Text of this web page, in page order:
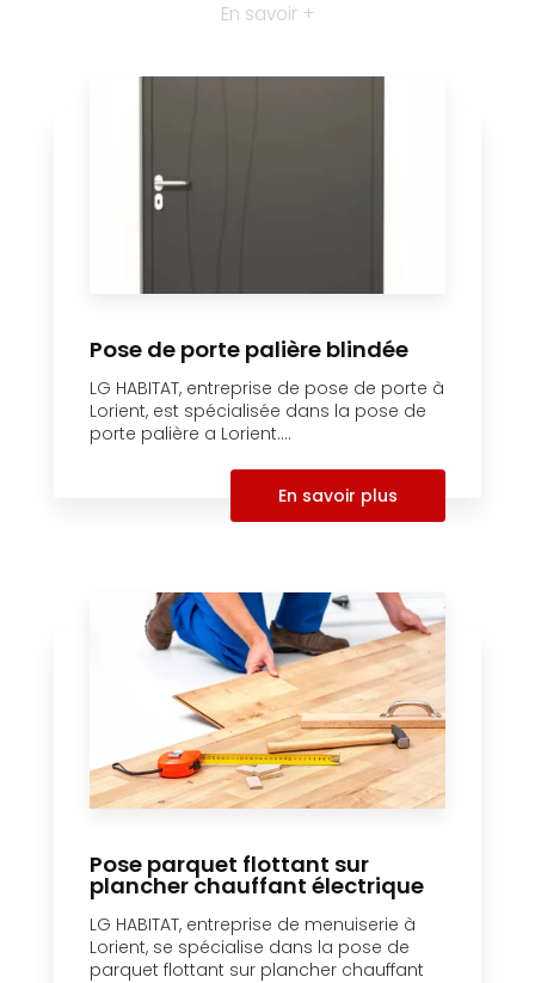
En savoir +
Pose de porte palière blindée
LG HABITAT, entreprise de pose de porte à
Lorient, est spécialisée dans la pose de
porte palière a Lorient....
En savoir plus
Pose parquet flottant sur
plancher chauffant électrique
LG HABITAT, entreprise de menuiserie à
Lorient, se spécialise dans la pose de
parquet flottant sur plancher chauffant